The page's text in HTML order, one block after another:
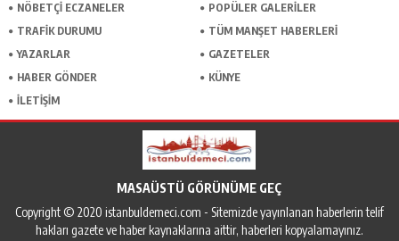
NÖBETÇİ ECZANELER
POPÜLER GALERİLER
TRAFİK DURUMU
TÜM MANŞET HABERLERİ
YAZARLAR
GAZETELER
HABER GÖNDER
KÜNYE
İLETİŞİM
MASAÜSTÜ GÖRÜNÜME GEÇ
Copyright © 2020 istanbuldemeci.com - Sitemizde yayınlanan haberlerin telif
hakları gazete ve haber kaynaklarına aittir, haberleri kopyalamayınız.